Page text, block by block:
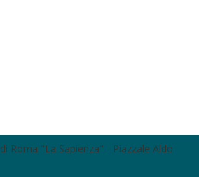
Roma "La Sapienza" - Piazzale Aldo